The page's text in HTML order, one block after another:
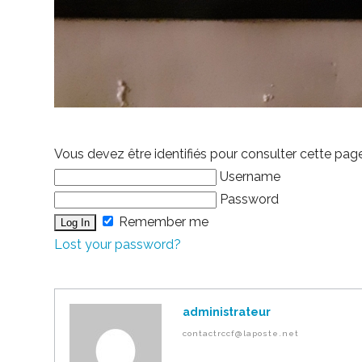
Vous devez être identifiés pour consulter cette
Username
Password
Remember me
Lost your password?
administrateur
contactrccf@laposte.net